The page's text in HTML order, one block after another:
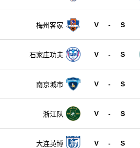
梅州客家 V - S
石家庄功夫 V - S
南京城市 V - S
浙江队 V - S
大连英博 V - S